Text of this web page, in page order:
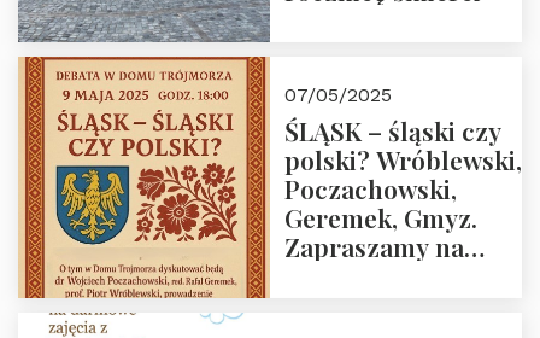
07/05/2025
ŚLĄSK – śląski czy
polski? Wróblewski,
Poczachowski,
Geremek, Gmyz.
Zapraszamy na